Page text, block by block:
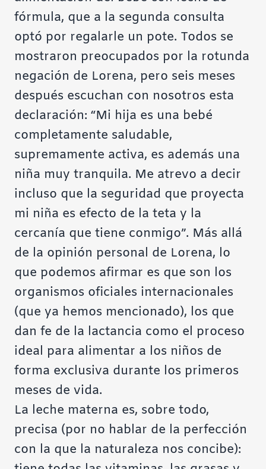
fórmula, que a la segunda consulta
optó por regalarle un pote. Todos se
mostraron preocupados por la rotunda
negación de Lorena, pero seis meses
después escuchan con nosotros esta
declaración: “Mi hija es una bebé
completamente saludable,
supremamente activa, es además una
niña muy tranquila. Me atrevo a decir
incluso que la seguridad que proyecta
mi niña es efecto de la teta y la
cercanía que tiene conmigo”. Más allá
de la opinión personal de Lorena, lo
que podemos afirmar es que son los
organismos oficiales internacionales
(que ya hemos mencionado), los que
dan fe de la lactancia como el proceso
ideal para alimentar a los niños de
forma exclusiva durante los primeros
meses de vida.
La leche materna es, sobre todo,
precisa (por no hablar de la perfección
con la que la naturaleza nos concibe):